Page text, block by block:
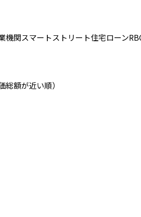
機関スマートストリート住宅ローン
額が近い順）